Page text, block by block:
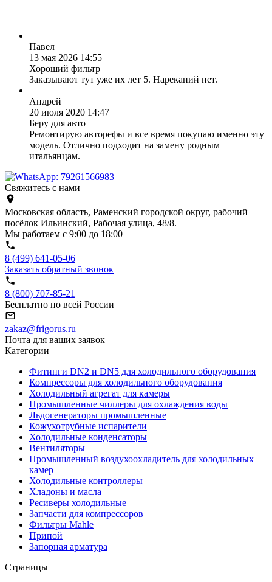
Павел
13 мая 2026 14:55
Хороший фильтр
Заказывают тут уже их лет 5. Нареканий нет.
Андрей
20 июля 2020 14:47
Беру для авто
Ремонтирую авторефы и все время покупаю именно эту
модель. Отлично подходит на замену родным
итальянцам.
Свяжитесь с нами
Московская область, Раменский городской округ, рабочий
посёлок Ильинский, Рабочая улица, 48/8.
Мы работаем с 9:00 до 18:00
8 (499) 641-05-06
Заказать обратный звонок
8 (800) 707-85-21
Бесплатно по всей России
zakaz@frigorus.ru
Почта для ваших заявок
Категории
Фитинги DN2 и DN5 для холодильного оборудования
Компрессоры для холодильного оборудования
Холодильный агрегат для камеры
Промышленные чиллеры для охлаждения воды
Льдогенераторы промышленные
Кожухотрубные испарители
Холодильные конденсаторы
Вентиляторы
Промышленный воздухоохладитель для холодильных
камер
Холодильные контроллеры
Хладоны и масла
Ресиверы холодильные
Запчасти для компрессоров
Фильтры Mahle
Припой
Запорная арматура
Страницы